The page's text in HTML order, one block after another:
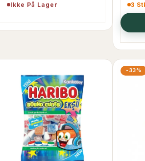
Ikke På Lager 3
-33%